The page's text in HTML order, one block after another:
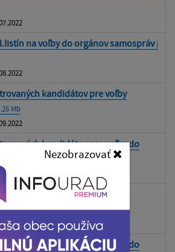
Nezobrazovať
na voľby do orgánov samospráv|
kandidátov pre voľby
Mb
kandidátov pre voľby do
kandidátov pre voľby
Mb
kandidátov pre voľby do